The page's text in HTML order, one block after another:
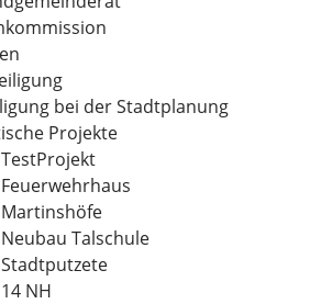
bei der Stadtplanung
Projekte
TestProjekt
Feuerwehrhaus
Martinshöfe
Neubau Talschule
Stadtputzete
14 NH